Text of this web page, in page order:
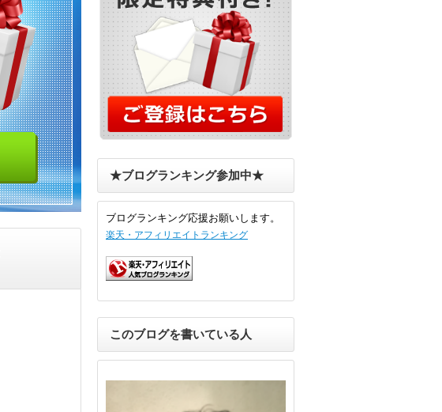
★ブログランキング参加中★
ブログランキング応援お願いします。
楽天・アフィリエイトランキング
このブログを書いている人